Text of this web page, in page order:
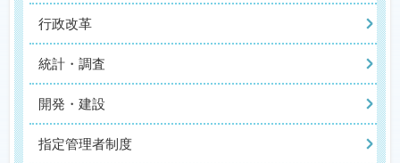
行政改革
統計・調査
開発・建設
指定管理者制度